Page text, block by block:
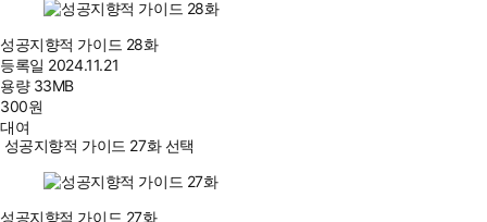
성공지향적 가이드 28화
등록일 2024.11.21
용량 33MB
300원
대여
성공지향적 가이드 27화 선택
성공지향적 가이드 27화